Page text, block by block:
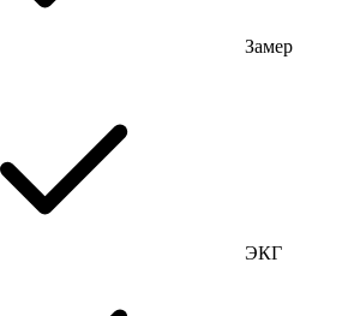
Замер
ЭКГ